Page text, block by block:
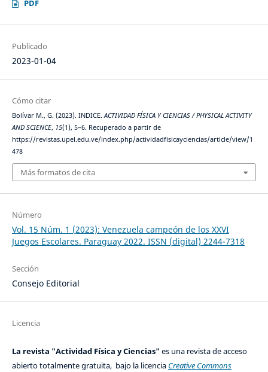
PDF
Publicado
2023-01-04
Cómo citar
Bolívar M., G. (2023). INDICE. ACTIVIDAD FÍSICA Y CIENCIAS / PHYSICAL ACTIVITY
AND SCIENCE, 15(1), 5–6. Recuperado a partir de
https://revistas.upel.edu.ve/index.php/actividadfisicayciencias/article/view/1
478
Más formatos de cita
Número
Vol. 15 Núm. 1 (2023): Venezuela campeón de los XXVI
Juegos Escolares. Paraguay 2022. ISSN (digital) 2244-7318
Sección
Consejo Editorial
Licencia
La revista "Actividad Física y Ciencias" es una revista de acceso
abierto totalmente gratuita, bajo la licencia Creative Commons